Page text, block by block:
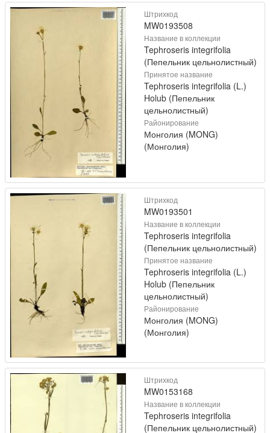
Штрихкод
MW0193508
Название в коллекции
Tephroseris integrifolia
(Пепельник цельнолистный)
Принятое название
Tephroseris integrifolia (L.)
Holub (Пепельник
цельнолистный)
Районирование
Монголия (MONG)
(Монголия)
Штрихкод
MW0193501
Название в коллекции
Tephroseris integrifolia
(Пепельник цельнолистный)
Принятое название
Tephroseris integrifolia (L.)
Holub (Пепельник
цельнолистный)
Районирование
Монголия (MONG)
(Монголия)
Штрихкод
MW0153168
Название в коллекции
Tephroseris integrifolia
(Пепельник цельнолистный)